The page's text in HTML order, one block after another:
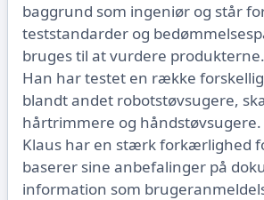
baggrund som ingeniør og står
teststandarder og
bruges til at vurdere produkterne.
Han har testet en række
blandt andet robotstøvsugere,
hårtrimmere og håndstøvsugere.
Klaus har en stærk forkærlighed
baserer sine anbefalinger på
information som